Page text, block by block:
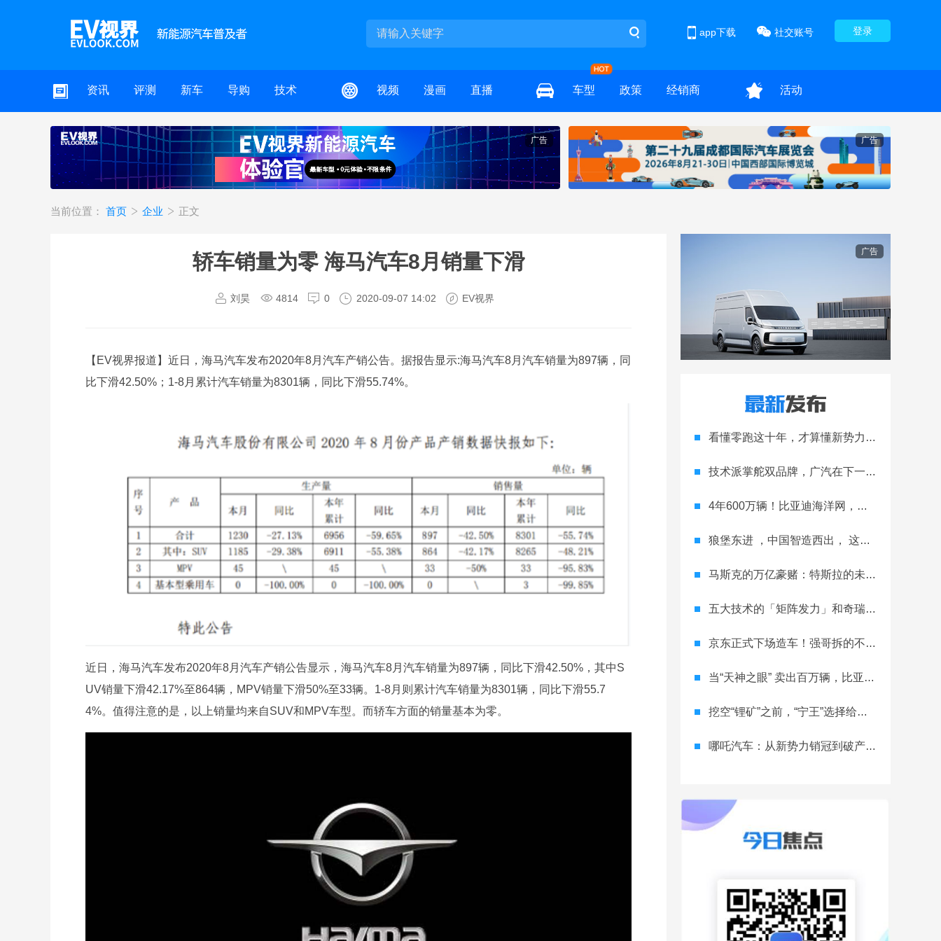
登录
社交账号
app下载
资讯 评测 新车 导购 技术 视频 漫画 直播 车型 政策 经销商 活动
广告 广告
当前位置： 首页 企业 正文
轿车销量为零 海马汽车8月销量下滑
刘昊 4814 0 2020-09-07 14:02 EV视界
【EV视界报道】近日，海马汽车发布2020年8月汽车产销公告。据报告显示:海马汽车8月汽车销量为897辆，同
比下滑42.50%；1-8月累计汽车销量为8301辆，同比下滑55.74%。
近日，海马汽车发布2020年8月汽车产销公告显示，海马汽车8月汽车销量为897辆，同比下滑42.50%，其中S
UV销量下滑42.17%至864辆，MPV销量下滑50%至33辆。1-8月则累计汽车销量为8301辆，同比下滑55.7
4%。值得注意的是，以上销量均来自SUV和MPV车型。而轿车方面的销量基本为零。
广告
看懂零跑这十年，才算懂新势力的生存法则
技术派掌舵双品牌，广汽在下一盘大棋
4年600万辆！比亚迪海洋网，跑完合资车企20年的路
狼堡东进 ，中国智造西出， 这就是与众 08 的双向奔赴
马斯克的万亿豪赌：特斯拉的未来之战
五大技术的「矩阵发力」和奇瑞的「全球抢滩」
京东正式下场造车！强哥拆的不只是车市，是产业的墙？
当“天神之眼” 卖出百万辆，比亚迪改写的不只是销量榜
挖空“锂矿”之前，“宁王”选择给电池“续命”
哪吒汽车：从新势力销冠到破产重整，一场跌宕起伏的“闹剧”